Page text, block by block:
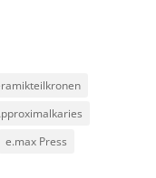
e.max Press